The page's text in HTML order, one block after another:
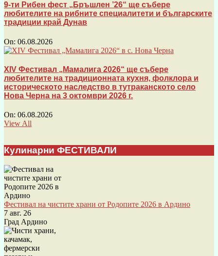
9-ти Рибен фест „Бръшлен ’26“ ще събере
любителите на рибните специалитети и българските
традиции край Дунав
On: 06.08.2026
XIV Фестивал „Мамалига 2026“ ще събере
любителите на традиционната кухня, фолклора и
историческото наследство в тутраканското село
Нова Черна на 3 октомври 2026 г.
On: 06.08.2026
View All
Кулинарни ФЕСТИВАЛИ
Фестивал на чистите храни от Родопите 2026 в Ардино
7 авг. 26
Град Ардино